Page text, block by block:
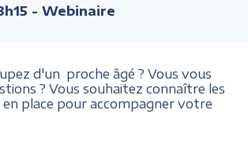
- Webinaire
d'un proche âgé ? Vous vous
? Vous souhaitez connaître les
place pour accompagner votre